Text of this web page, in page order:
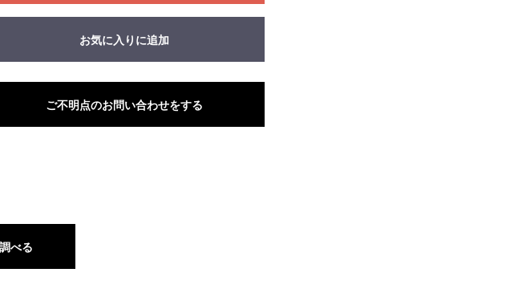
お気に入りに追加
ご不明点のお問い合わせをする
べる